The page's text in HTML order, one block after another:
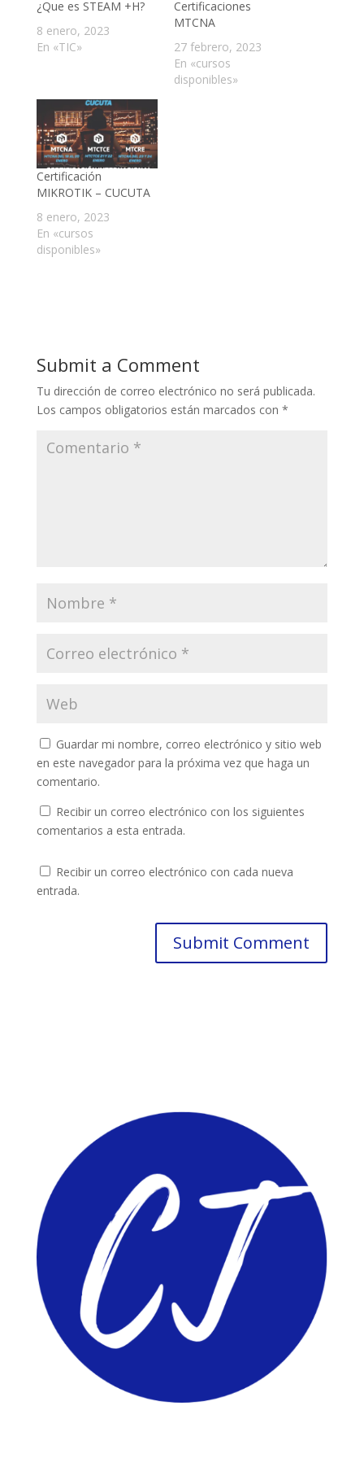
¿Que es STEAM +H?
8 enero, 2023
En «TIC»
Certificaciones
MTCNA
27 febrero, 2023
En «cursos
disponibles»
Certificación
MIKROTIK – CUCUTA
8 enero, 2023
En «cursos
disponibles»
Submit a Comment
Tu dirección de correo electrónico no será publicada.
Los campos obligatorios están marcados con *
Guardar mi nombre, correo electrónico y sitio web
en este navegador para la próxima vez que haga un
comentario.
Recibir un correo electrónico con los siguientes
comentarios a esta entrada.
Recibir un correo electrónico con cada nueva
entrada.